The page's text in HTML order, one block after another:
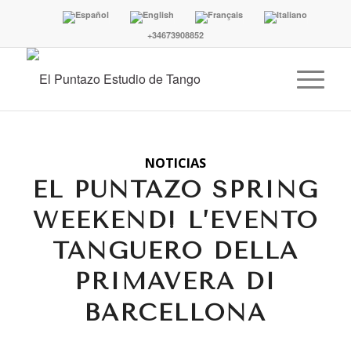
+34673908852
NOTICIAS
EL PUNTAZO SPRING
WEEKEND! L’EVENTO
TANGUERO DELLA
PRIMAVERA DI
BARCELLONA